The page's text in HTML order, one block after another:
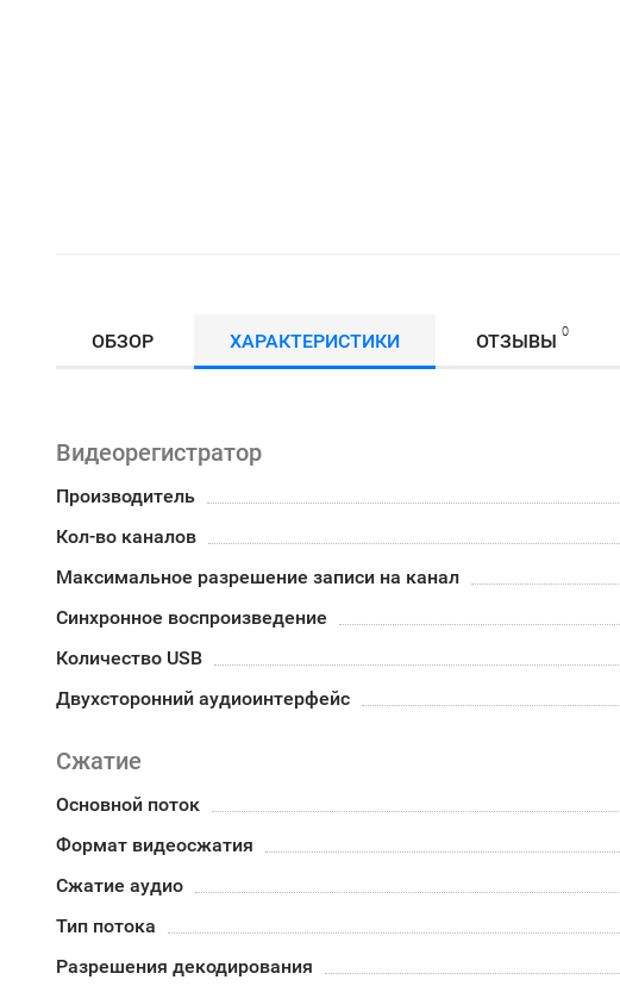
ОБЗОР ХАРАКТЕРИСТИКИ ОТЗЫВЫ 0
Видеорегистратор
Производитель
Кол-во каналов
Максимальное разрешение записи на канал
Синхронное воспроизведение
Количество USB
Двухсторонний аудиоинтерфейс
Сжатие
Основной поток
Формат видеосжатия
Сжатие аудио
Тип потока
Разрешения декодирования